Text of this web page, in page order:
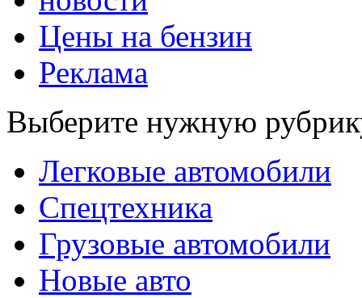
Цены на бензин
Реклама
Выберите нужную
Легковые автомобили
Спецтехника
Грузовые автомобили
Новые авто